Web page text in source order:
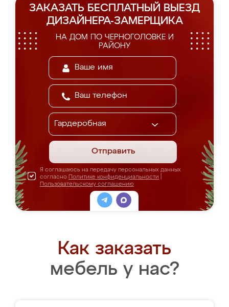
ЗАКАЗАТЬ БЕСПЛАТНЫЙ ВЫЕЗД
ДИЗАЙНЕРА-ЗАМЕРЩИКА
НА ДОМ ПО ЧЕРНОГОЛОВКЕ И
РАЙОНУ
Отправить
Я соглашаюсь на передачу персональных данных
согласно Политике конфиденциальности
Пользовательскому соглашению
Как заказать
мебель у нас?